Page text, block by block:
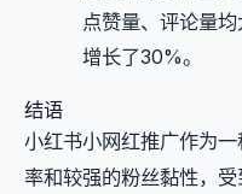
点赞量、评论量
增长了30%。
结语
小红书小网红推广作为
率和较强的粉丝黏性，